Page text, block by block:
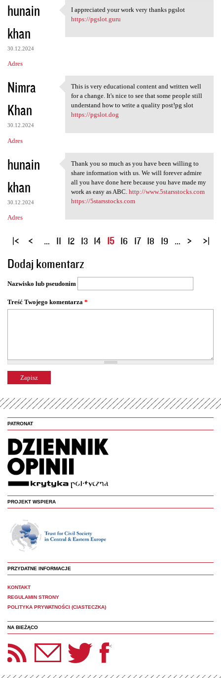
hunain
khan
30.12.2024
Adres
I appreciated your work very
I appreciated your work very thanks pgslot
https://pgslot.guru
Nimra
Khan
30.12.2024
Adres
This is very educational
This is very educational content and written well
for a change. It's nice to see that some people still
understand how to write a quality post!pg slot
https://pgslot.dog
hunain
khan
30.12.2024
Adres
Thank you so much as you have
Thank you so much as you have been willing to
share information with us. We will forever admire
all you have done here because you have made my
work as easy as ABC. http://www.5starsstocks.com
https://5starsstocks.com
S
r
o
y
… 11 12 13 14 15 16 17 18 19 …
Dodaj komentarz
Nazwisko lub pseudonim
Treść Twojego komentarza *
PATRONAT
PROJEKT WSPIERA
PRZYDATNE INFORMACJE
KONTAKT
REGULAMIN STRONY
POLITYKA PRYWATNOŚCI (CIASTECZKA)
NA BIEŻĄCO
Panoptyka Facebook <